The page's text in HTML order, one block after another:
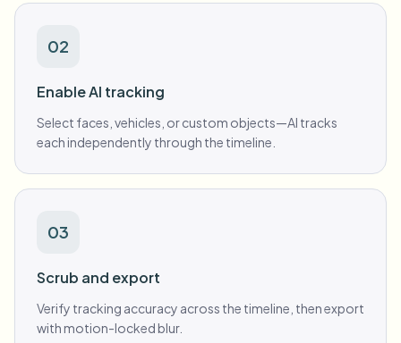
02
Enable AI tracking
Select faces, vehicles, or custom objects—AI tracks
each independently through the timeline.
03
Scrub and export
Verify tracking accuracy across the timeline, then export
with motion-locked blur.